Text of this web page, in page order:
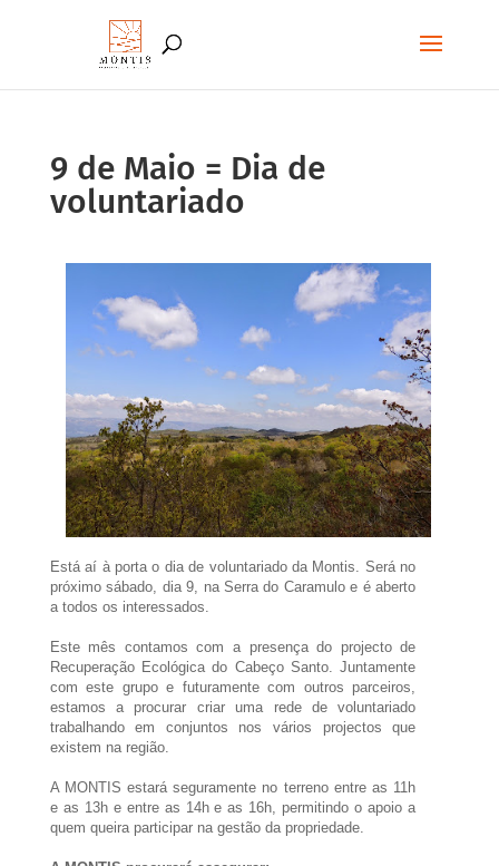
9 de Maio = Dia de
voluntariado
Está aí à porta o dia de voluntariado da Montis. Será no
próximo sábado, dia 9, na Serra do Caramulo e é aberto
a todos os interessados.
Este mês contamos com a presença do projecto de
Recuperação Ecológica do Cabeço Santo. Juntamente
com este grupo e futuramente com outros parceiros,
estamos a procurar criar uma rede de voluntariado
trabalhando em conjuntos nos vários projectos que
existem na região.
A MONTIS estará seguramente no terreno entre as 11h
e as 13h e entre as 14h e as 16h, permitindo o apoio a
quem queira participar na gestão da propriedade.